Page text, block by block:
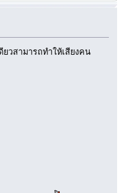
วสามารถทำให้เสียงคน